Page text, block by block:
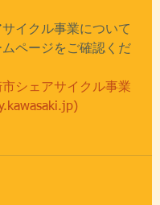
イクル事業について
ページをご確認くだ
シェアサイクル事業